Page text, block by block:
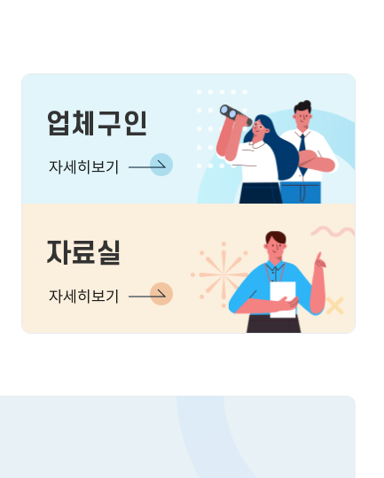
업체구인
자세히보기
자료실
자세히보기